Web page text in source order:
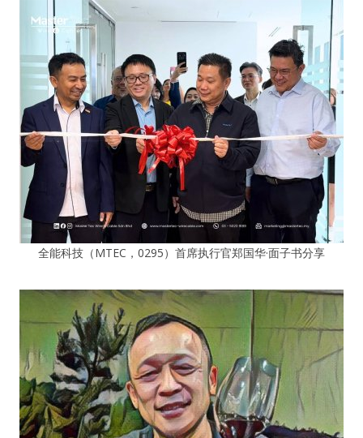
全能科技（MTEC，0295）首席执行官郑国华·面子书分享